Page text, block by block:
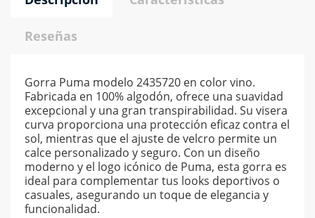
Reseñas
Gorra Puma modelo 2435720 en color vino.
Fabricada en 100% algodón, ofrece una suavidad
excepcional y una gran transpirabilidad. Su visera
curva proporciona una protección eficaz contra el
sol, mientras que el ajuste de velcro permite un
calce personalizado y seguro. Con un diseño
moderno y el logo icónico de Puma, esta gorra es
ideal para complementar tus looks deportivos o
casuales, asegurando un toque de elegancia y
funcionalidad.